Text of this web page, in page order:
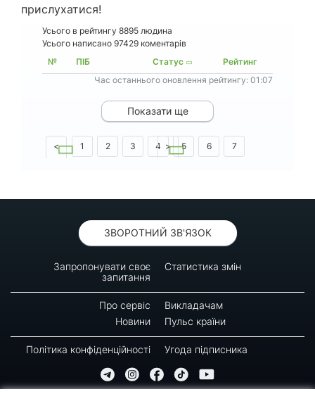
прислухатися!
Усього в рейтингу 8895 людина
Усього написано 97429 коментарів
№
ПІБ Статус
Рейтинг
Час останнього оновлення рейтингу: 01:07
Показати ще
< 1 2 3 4 5 6 7
>
ЗВОРОТНИЙ ЗВ'ЯЗОК
Запропонувати своє
запитання
Статистика змін
Про сервіс
Викладачам
Новини
Пульс країни
Політика конфіденційності Угода підписника